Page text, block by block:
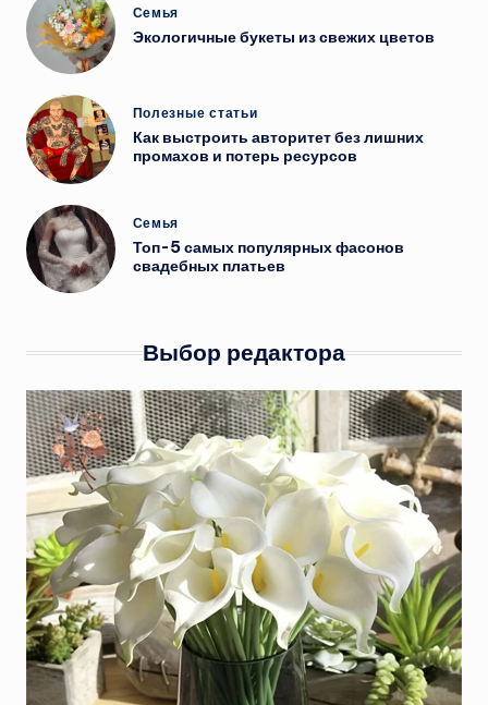
Опубликовано
в
Семья
Экологичные букеты из свежих цветов
Опубликовано
в
Полезные статьи
Как выстроить авторитет без лишних
промахов и потерь ресурсов
Опубликовано
в
Семья
Топ-5 самых популярных фасонов
свадебных платьев
Выбор редактора